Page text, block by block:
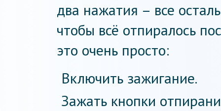
два нажатия – все
чтобы всё отпиралось
это очень просто:
Включить зажигание.
Зажать кнопки